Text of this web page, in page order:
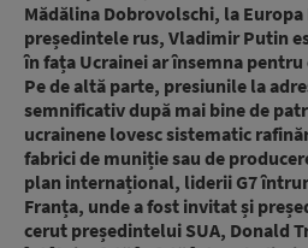
Mădălina Dobrovolschi, la
președintele rus, Vladimir Putin
în fața Ucrainei ar însemna pentru
Pe de altă parte, presiunile la
semnificativ după mai bine de
ucrainene lovesc sistematic
fabrici de muniție sau de
plan internațional, liderii G7
Franța, unde a fost invitat și
cerut președintelui SUA, Donald